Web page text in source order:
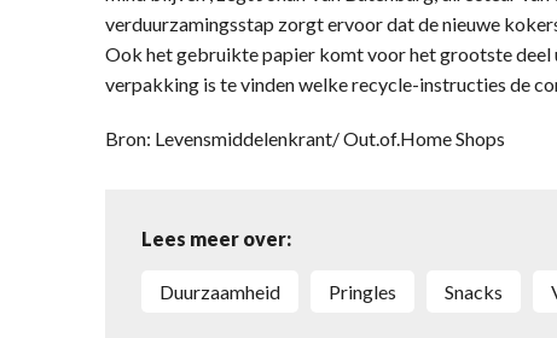
verduurzamingsstap zorgt ervoor dat de nieuwe
Ook het gebruikte papier komt voor het grootste deel
verpakking is te vinden welke recycle-instructies de
Bron: Levensmiddelenkrant/ Out.of.Home Shops
Lees meer over:
Duurzaamheid Pringles Snacks